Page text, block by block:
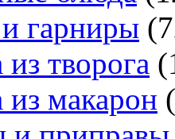
гарниры
творога
макарон